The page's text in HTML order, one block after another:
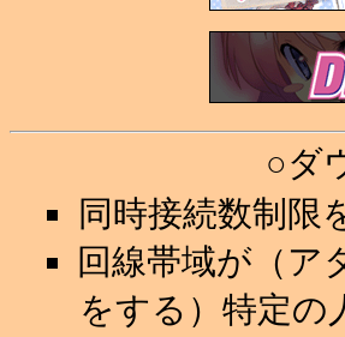
○ダ
同時接続数制限
回線帯域が（ア
をする）特定の